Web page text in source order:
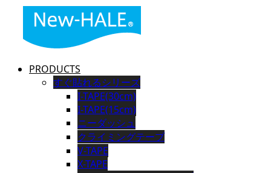
PRODUCTS
すぐ貼れるシリーズ
I-TAPE(30cm)
I-TAPE(15cm)
ニーダッシュ
クライミングテープ
V-TAPE
X-TAPE